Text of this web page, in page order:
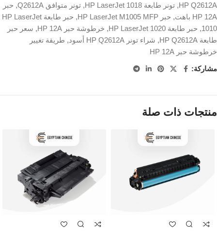
HP Q2612A
, تونر طابعة HP LaserJet 1018 , تونر متوافق Q2612A , حبر
HP 12A باهت
, حبر HP LaserJet M1005 MFP ,
حبر طابعة HP LaserJet
1010
, حبر طابعة HP LaserJet 1020 , خرطوشة حبر HP 12A , سعر حبر
طابعة HP Q2612A
, شراء تونر HP Q2612A أسود , طريقة تغيير
خرطوشة حبر HP 12A
مشاركة:
منتجات ذات صلة